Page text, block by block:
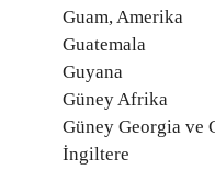
Guam, Amerika
Guatemala
Guyana
Güney Afrika
Güney Georgia ve
İngiltere